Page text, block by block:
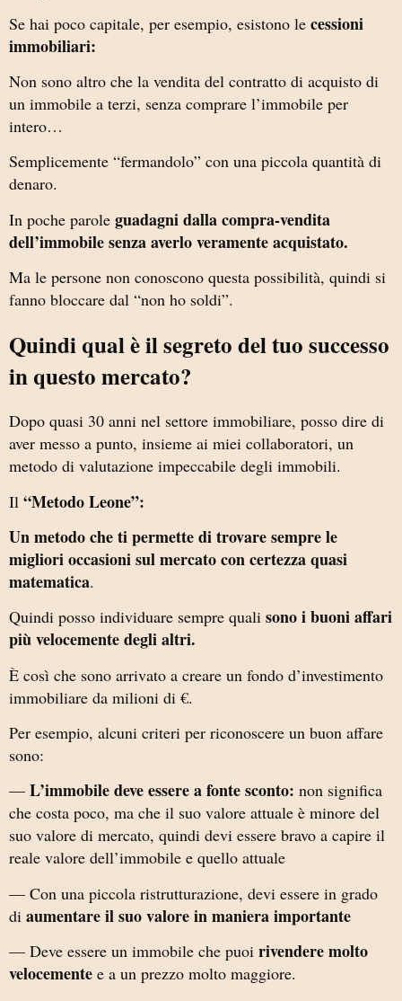
Se hai poco capitale, per esempio, esistono le cessioni
immobiliari:
Non sono altro che la vendita del contratto di acquisto di
un immobile a terzi, senza comprare l’immobile per
intero…
Semplicemente “fermandolo” con una piccola quantità di
denaro.
In poche parole guadagni dalla compra-vendita
dell’immobile senza averlo veramente acquistato.
Ma le persone non conoscono questa possibilità, quindi si
fanno bloccare dal “non ho soldi”.
Quindi qual è il segreto del tuo successo
in questo mercato?
Dopo quasi 30 anni nel settore immobiliare, posso dire di
aver messo a punto, insieme ai miei collaboratori, un
metodo di valutazione impeccabile degli immobili.
Il “Metodo Leone”:
Un metodo che ti permette di trovare sempre le
migliori occasioni sul mercato con certezza quasi
matematica.
Quindi posso individuare sempre quali sono i buoni affari
più velocemente degli altri.
È così che sono arrivato a creare un fondo d’investimento
immobiliare da milioni di €.
Per esempio, alcuni criteri per riconoscere un buon affare
sono:
— L’immobile deve essere a fonte sconto: non significa
che costa poco, ma che il suo valore attuale è minore del
suo valore di mercato, quindi devi essere bravo a capire il
reale valore dell’immobile e quello attuale
— Con una piccola ristrutturazione, devi essere in grado
di aumentare il suo valore in maniera importante
— Deve essere un immobile che puoi rivendere molto
velocemente e a un prezzo molto maggiore.